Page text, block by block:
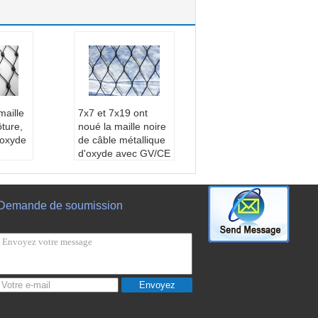
t
i
7x7 et 7x19 ont
noué la maille noire
de câble métallique
d'oxyde avec GV/CE
er, 304L, acier inoxy
Application:Maille
protectrice, grillage t
Style d'armure:Mai
lle de corde d'acier i
de soumission
Envoyez